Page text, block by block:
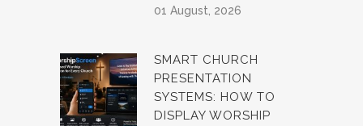
01 August, 2026
SMART CHURCH
PRESENTATION
SYSTEMS: HOW TO
DISPLAY WORSHIP